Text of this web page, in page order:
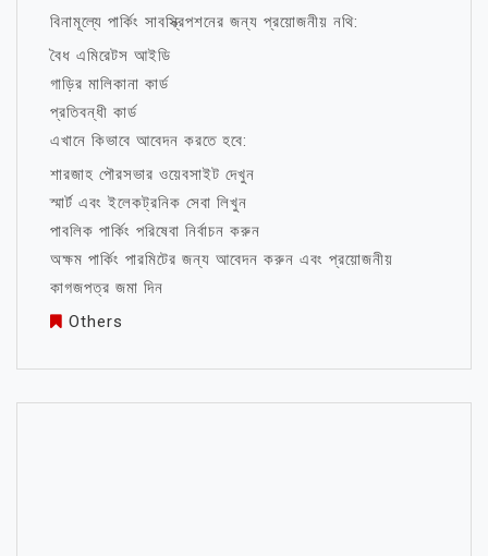
বিনামূল্যে পার্কিং সাবস্ক্রিপশনের জন্য প্রয়োজনীয় নথি:
বৈধ এমিরেটস আইডি
গাড়ির মালিকানা কার্ড
প্রতিবন্ধী কার্ড
এখানে কিভাবে আবেদন করতে হবে:
শারজাহ পৌরসভার ওয়েবসাইট দেখুন
স্মার্ট এবং ইলেকট্রনিক সেবা লিখুন
পাবলিক পার্কিং পরিষেবা নির্বাচন করুন
অক্ষম পার্কিং পারমিটের জন্য আবেদন করুন এবং প্রয়োজনীয়
কাগজপত্র জমা দিন
Others